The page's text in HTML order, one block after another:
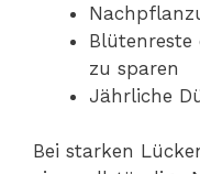
Blütenreste
zu sparen
Jährliche
Bei starken